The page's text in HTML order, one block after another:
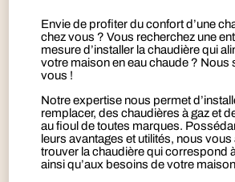
Envie de profiter du confort d’une
chez vous ? Vous recherchez une
mesure d’installer la chaudière qui
votre maison en eau chaude ? Nous
vous !
Notre expertise nous permet
remplacer, des chaudières à gaz et
au fioul de toutes marques.
leurs avantages et utilités, nous vous
trouver la chaudière qui correspond
ainsi qu’aux besoins de votre